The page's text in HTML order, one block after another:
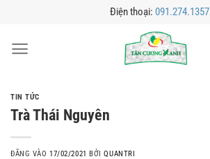
nội
Điện thoại: 091.274.1357
TIN TỨC
Trà Thái Nguyên
ĐĂNG VÀO17/02/2021 BỞIQUANTRI